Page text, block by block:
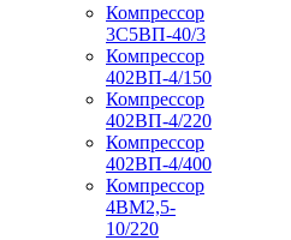
Компрессор
3С5ВП-40/3
Компрессор
402ВП-4/150
Компрессор
402ВП-4/220
Компрессор
402ВП-4/400
Компрессор
4ВМ2,5-
10/220